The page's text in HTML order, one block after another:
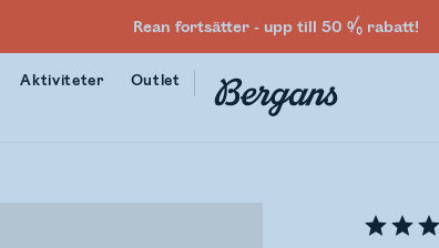
Rean fortsätter - upp till 50 % rabatt!
Aktiviteter
Outlet